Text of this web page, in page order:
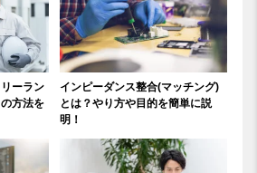
ーラン
方法を
インピーダンス整合(マッチング)
とは？やり方や目的を簡単に説
明！